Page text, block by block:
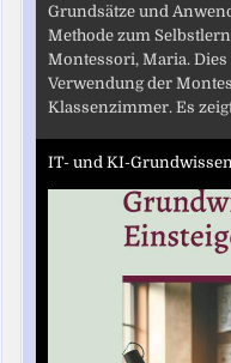
Grundsätze und
Methode zum
Montessori, Maria.
Verwendung der
Klassenzimmer. Es
IT- und KI-